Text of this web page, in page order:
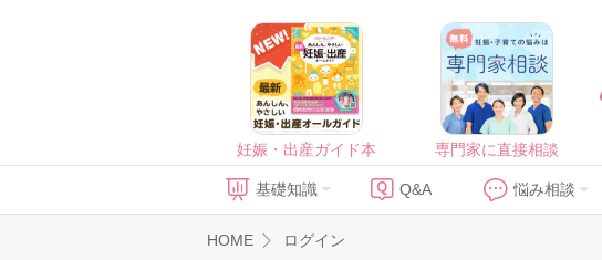
妊娠・出産ガイド本 専門家に直接相談
基礎知識 Q&A 悩み相談
HOME ログイン